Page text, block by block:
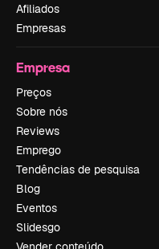
Afiliados
Empresas
Empresa
Preços
Sobre nós
Reviews
Emprego
Tendências de pesquisa
Blog
Eventos
Slidesgo